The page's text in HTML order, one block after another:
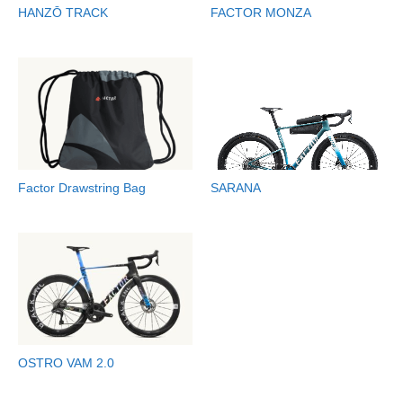
HANZŌ TRACK FACTOR MONZA
Factor Drawstring Bag SARANA
OSTRO VAM 2.0